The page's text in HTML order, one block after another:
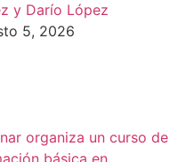
y Darío López
5, 2026
organiza un curso de
básica en